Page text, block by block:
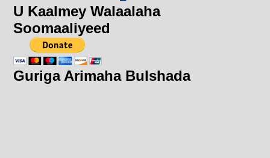
U Kaalmey Walaalaha
Soomaaliyeed
Guriga Arimaha Bulshada